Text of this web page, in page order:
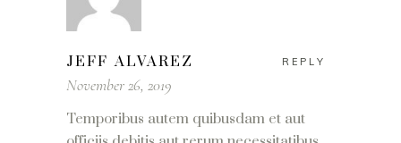
JEFF ALVAREZ REPLY
November 26, 2019
Temporibus autem quibusdam et aut